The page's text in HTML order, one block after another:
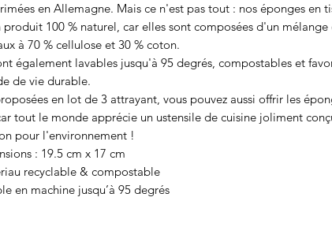
en Allemagne. Mais ce n'est pas tout : nos éponges en
produit 100 % naturel, car elles sont composées d'un mélange
à 70 % cellulose et 30 % coton.
également lavables jusqu'à 95 degrés, compostables et
de vie durable.
en lot de 3 attrayant, vous pouvez aussi offrir les
tout le monde apprécie un ustensile de cuisine joliment
pour l'environnement !
: 19.5 cm x 17 cm
recyclable & compostable
en machine jusqu’à 95 degrés